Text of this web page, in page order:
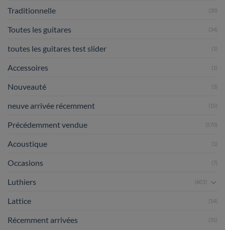
Traditionnelle (30)
Toutes les guitares (34)
toutes les guitares test slider (1)
Accessoires (1)
Nouveauté (3)
neuve arrivée récemment (15)
Précédemment vendue (570)
Acoustique (1)
Occasions (7)
Luthiers (601)
Lattice (14)
Récemment arrivées (35)